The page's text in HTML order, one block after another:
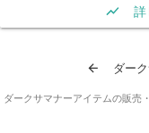
show_chart 詳
arrow_back ダー
ダークサマナーアイテムの販売